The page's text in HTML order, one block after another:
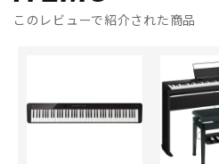
このレビューで紹介された商品